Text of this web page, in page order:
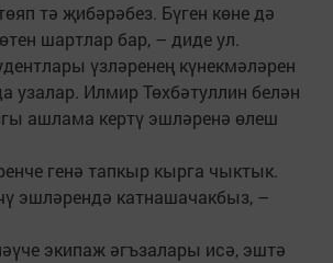
тә җибәрәбез. Бүген көне дә
шартлар бар, – диде ул.
үзләренең күнекмәләрен
узалар. Илмир Төхбәтуллин белән
ашлама кертү эшләренә өлеш
генә тапкыр кырга чыктык.
эшләрендә катнашачакбыз, –
экипаж әгъзалары исә, эштә